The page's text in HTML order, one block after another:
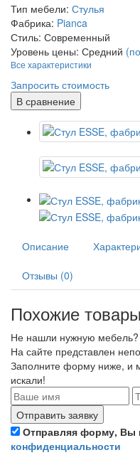
Тип мебели: Стулья
Фабрика: Pianca
Стиль: Современный
Уровень цены: Средний
Все характеристики
Запросить стоимость
В сравнение
Описание
Отзывы (0)
Похожие товары
Не нашли нужную мебель?
На сайте представлен
Заполните форму ниже, и
искали!
Отправляя форму, Вы
конфиденциальности